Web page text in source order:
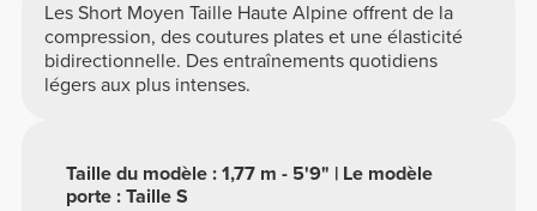
Les Short Moyen Taille Haute Alpine offrent de la
compression, des coutures plates et une élasticité
bidirectionnelle. Des entraînements quotidiens
légers aux plus intenses.
Taille du modèle : 1,77 m - 5'9" | Le modèle
porte : Taille S